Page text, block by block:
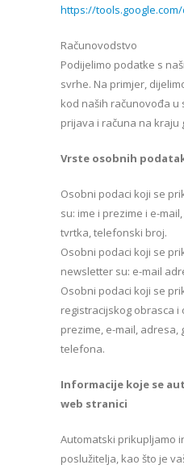
https://
Računovodstvo
Podijelimo podatke s
svrhe. Na primjer,
kod naših računovođa
prijava i računa na kraju
Vrste osobnih
Osobni podaci koji se
su: ime i prezime i e-
tvrtka, telefonski broj.
Osobni podaci koji se
newsletter su: e-mail
Osobni podaci koji se
registracijskog obrasca i
prezime, e-mail, adresa,
telefona.
Informacije koje se
web stranici
Automatski prikupljamo
poslužitelja, kao što je